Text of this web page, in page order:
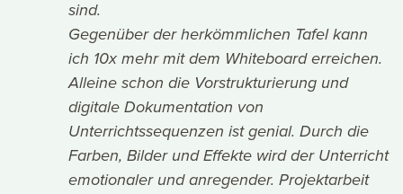
sind.
Gegenüber der herkömmlichen Tafel kann
ich 10x mehr mit dem Whiteboard erreichen.
Alleine schon die Vorstrukturierung und
digitale Dokumentation von
Unterrichtssequenzen ist genial. Durch die
Farben, Bilder und Effekte wird der Unterricht
emotionaler und anregender. Projektarbeit